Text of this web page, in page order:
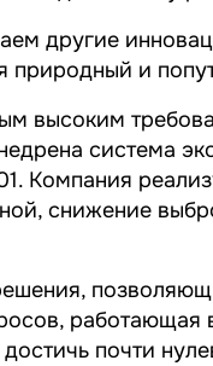
другие
природный и
высоким
система
Компания
снижение
почти